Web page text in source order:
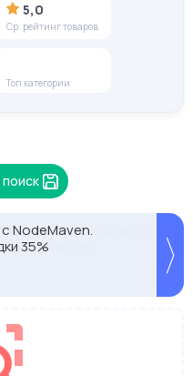
5,0
Ср. рейтинг товаров
Топ категории
NodeMaven.
35%
Подберём под ваши
20% на всё!